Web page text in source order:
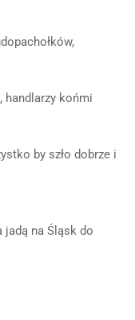
handlarzy końmi
by szło dobrze i
jadą na Śląsk do